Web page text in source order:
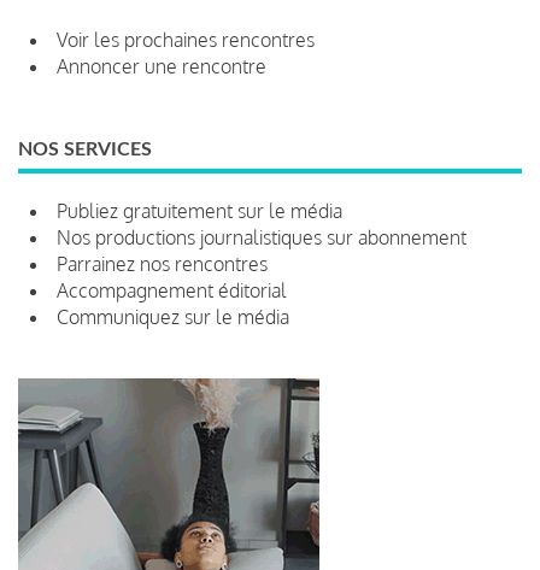
Voir les prochaines rencontres
Annoncer une rencontre
NOS SERVICES
Publiez gratuitement sur le média
Nos productions journalistiques sur abonnement
Parrainez nos rencontres
Accompagnement éditorial
Communiquez sur le média